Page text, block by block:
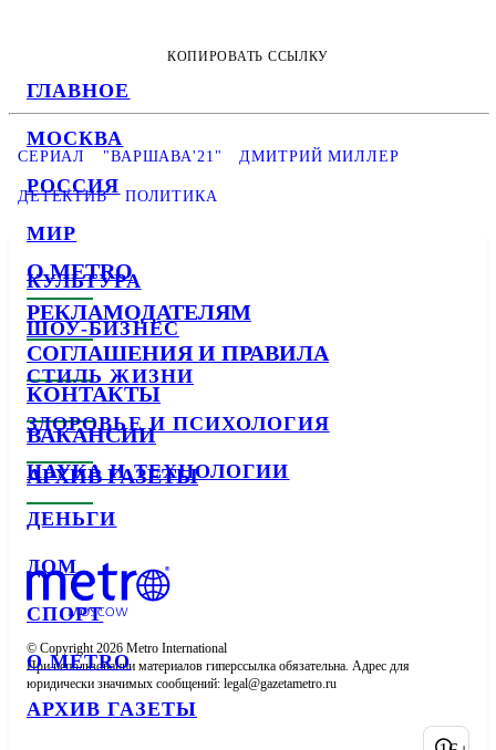
ГЛАВНОЕ
МОСКВА
РОССИЯ
МИР
КУЛЬТУРА
ШОУ-БИЗНЕС
СТИЛЬ ЖИЗНИ
ЗДОРОВЬЕ И ПСИХОЛОГИЯ
НАУКА И ТЕХНОЛОГИИ
ДЕНЬГИ
ДОМ
СПОРТ
О METRO
АРХИВ ГАЗЕТЫ
КОПИРОВАТЬ ССЫЛКУ
СЕРИАЛ "ВАРШАВА'21" ДМИТРИЙ МИЛЛЕР
ДЕТЕКТИВ ПОЛИТИКА
О METRO
РЕКЛАМОДАТЕЛЯМ
СОГЛАШЕНИЯ И ПРАВИЛА
КОНТАКТЫ
ВАКАНСИИ
АРХИВ ГАЗЕТЫ
© Copyright 2026 Metro International
При использовании материалов гиперссылка обязательна. Адрес для
юридически значимых сообщений: